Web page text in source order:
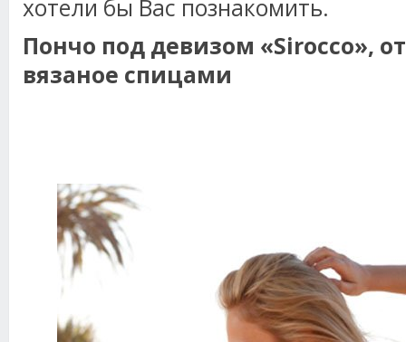
хотели бы Вас познакомить.
Пончо под девизом «Sirocco», от
вязаное спицами